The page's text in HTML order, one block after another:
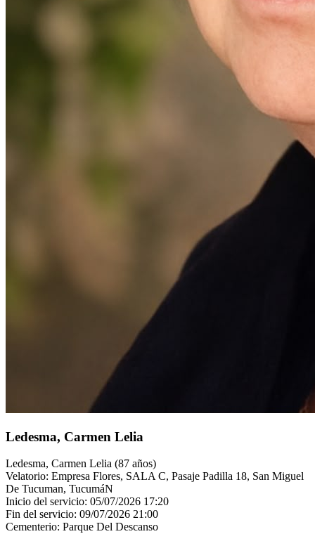
Ledesma, Carmen Lelia
Ledesma, Carmen Lelia (87 años)
Velatorio: Empresa Flores, SALA C, Pasaje Padilla 18, San Miguel
De Tucuman, TucumáN
Inicio del servicio: 05/07/2026 17:20
Fin del servicio: 09/07/2026 21:00
Cementerio: Parque Del Descanso